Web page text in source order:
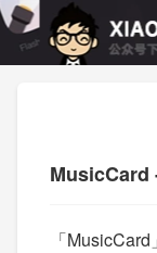
MusicCard
「